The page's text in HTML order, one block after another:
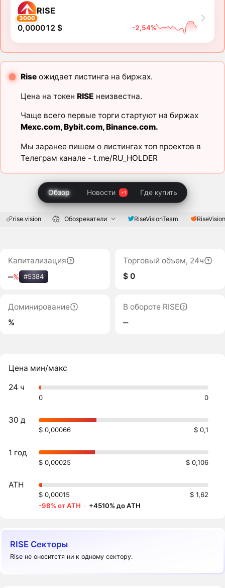
3000
RISE
0,000012 $ -2,54%
Riseожидает листинга на биржах.
Цена на токен RISE неизвестна.
Чаще всего первые торги стартуют на биржах
Mexc.com,Bybit.com,Binance.com.
Мы заранее пишем о листингах топ проектов в
Телеграм канале - t.me/RU_HOLDER
Обзор Новости Где купить
rise.vision Обозреватели RiseVisionTeam
Капитализация
‒% #5384
Торговый объем, 24ч
$ 0
Доминирование
%
В обороте RISE
‒
Цена мин/макс
24 ч
0 0
30 д
$ 0,00066 $ 0,1
1 год
$ 0,00025 $ 0,106
ATH
$ 0,00015
$ 1,62
-98% от ATH · +4510% до ATH
RISE Секторы
Rise не оноситстя ни к одному сектору.